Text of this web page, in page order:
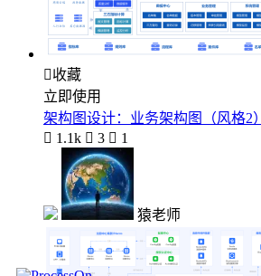
收藏
立即使用
架构图设计：业务架构图（风格2）
 1.1k  3  1
猿老师